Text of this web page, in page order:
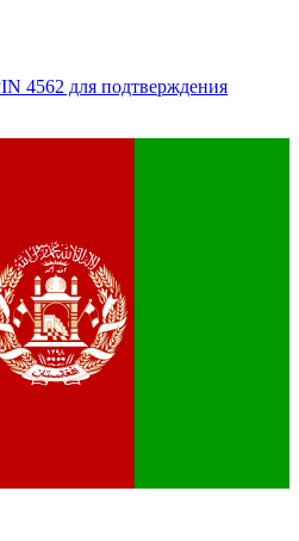
4562 для подтверждения